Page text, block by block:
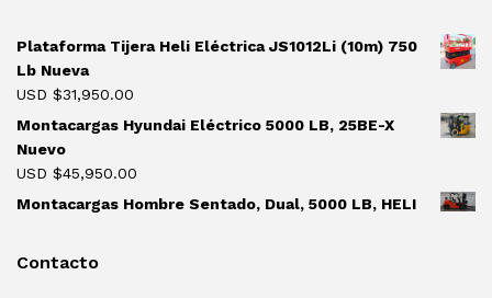
Plataforma Tijera Heli Eléctrica JS1012Li (10m) 750
Lb Nueva
USD $31,950.00
Montacargas Hyundai Eléctrico 5000 LB, 25BE-X
Nuevo
USD $45,950.00
Montacargas Hombre Sentado, Dual, 5000 LB, HELI
Contacto